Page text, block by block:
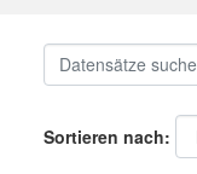
Sortieren nach